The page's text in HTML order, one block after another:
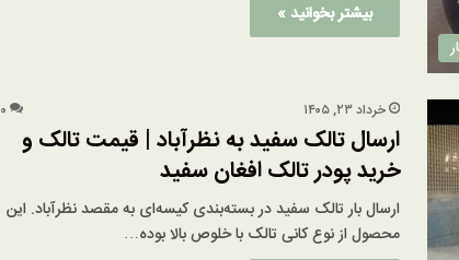
بیشتر بخوانید »
خرداد ۲۳, ۱۴۰۵ ۰
ارسال تالک سفید به نظرآباد | قیمت تالک و
خرید پودر تالک افغان سفید
ارسال بار تالک سفید در بسته‌بندی کیسه‌ای به مقصد نظرآباد. این
محصول از نوع کانی تالک با خلوص بالا بوده…